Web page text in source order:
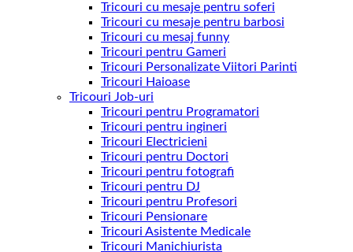
Tricouri cu mesaje pentru soferi
Tricouri cu mesaje pentru barbosi
Tricouri cu mesaj funny
Tricouri pentru Gameri
Tricouri Personalizate Viitori Parinti
Tricouri Haioase
Tricouri Job-uri
Tricouri pentru Programatori
Tricouri pentru ingineri
Tricouri Electricieni
Tricouri pentru Doctori
Tricouri pentru fotografi
Tricouri pentru DJ
Tricouri pentru Profesori
Tricouri Pensionare
Tricouri Asistente Medicale
Tricouri Manichiurista